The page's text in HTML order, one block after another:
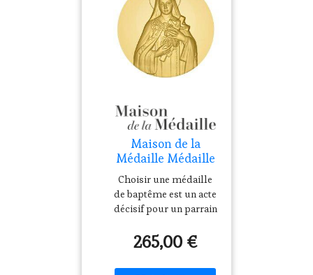
Maison de la
Médaille Médaille
Sainte Thérèse de
Lisieux - Or jaune
9ct
Choisir une médaille
de baptême est un acte
décisif pour un parrain
puisque cette dernière
propose une voie au
jeune enfant. Celle de
265,00 €